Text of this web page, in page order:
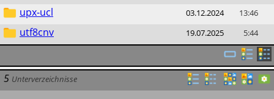
upx-ucl 03.12.2024 13:46
utf8cnv 19.07.2025 5:44
5 Unterverzeichnisse